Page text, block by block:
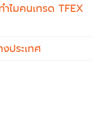
ไมคนเทรด TFEX
ประเทศ